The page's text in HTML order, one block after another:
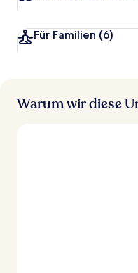
Für Familien (6)
Warum wir diese